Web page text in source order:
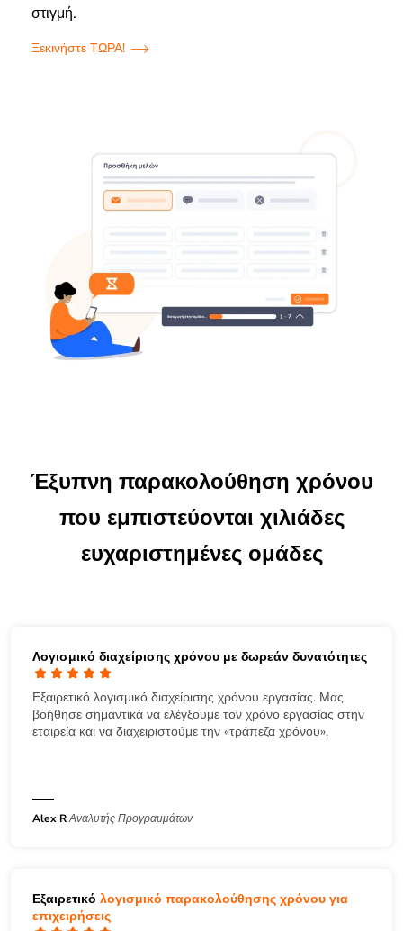
στιγμή.
Ξεκινήστε ΤΩΡΑ!
Έξυπνη παρακολούθηση χρόνου
που εμπιστεύονται χιλιάδες
ευχαριστημένες ομάδες
Λογισμικό διαχείρισης χρόνου με δωρεάν δυνατότητες
Εξαιρετικό λογισμικό διαχείρισης χρόνου εργασίας. Μας
βοήθησε σημαντικά να ελέγξουμε τον χρόνο εργασίας στην
εταιρεία και να διαχειριστούμε την «τράπεζα χρόνου».
Alex RΑναλυτής Προγραμμάτων
Εξαιρετικό λογισμικό παρακολούθησης χρόνου για
επιχειρήσεις